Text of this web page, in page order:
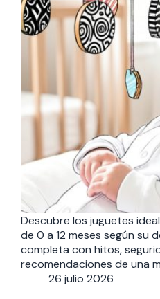
Descubre los juguetes
de 0 a 12 meses según su
completa con hitos,
recomendaciones de una
26 julio 2026